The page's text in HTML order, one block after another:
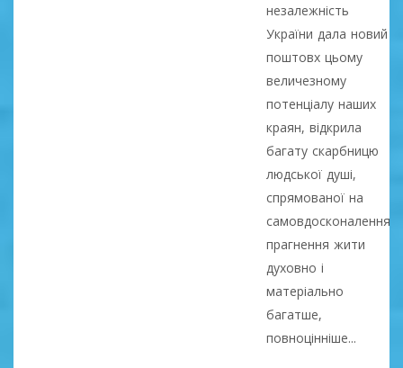
незалежність
України дала новий
поштовх цьому
величезному
потенціалу наших
краян, відкрила
багату скарбницю
людської душі,
спрямованої на
самовдосконалення,
прагнення жити
духовно і
матеріально
багатше,
повноцінніше...